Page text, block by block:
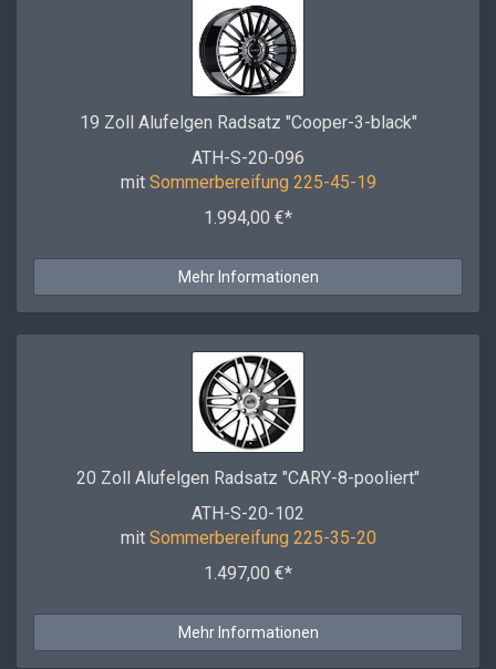
19 Zoll Alufelgen Radsatz "Cooper-3-black"
ATH-S-20-096
mit Sommerbereifung 225-45-19
1.994,00 €*
Mehr Informationen
20 Zoll Alufelgen Radsatz "CARY-8-pooliert"
ATH-S-20-102
mit Sommerbereifung 225-35-20
1.497,00 €*
Mehr Informationen